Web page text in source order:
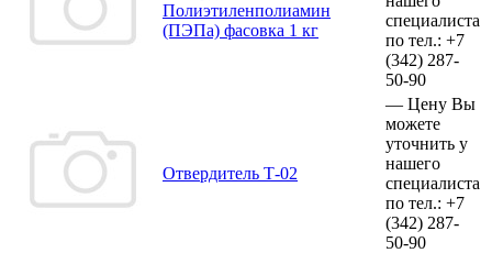
Полиэтиленполиамин
(ПЭПа) фасовка 1 кг
специалиста
по тел.: +7
(342) 287-
50-90
Отвердитель Т-02
— Цену Вы
можете
уточнить у
нашего
специалиста
по тел.: +7
(342) 287-
50-90